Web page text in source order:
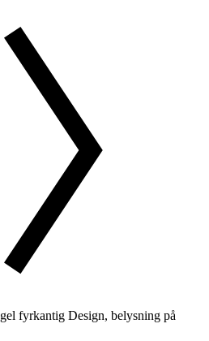
fyrkantig Design, belysning på